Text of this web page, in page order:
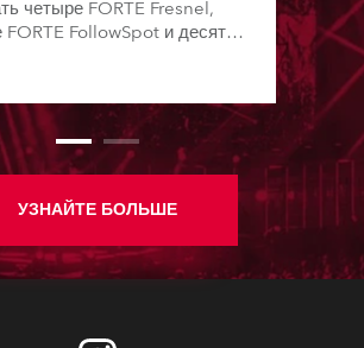
четыре FORTE Fresnel,
FORTE FollowSpot и десять
УЗНАЙТЕ БОЛЬШЕ